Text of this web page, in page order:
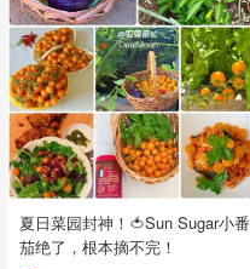
夏日菜园封神！🍅Sun Sugar小番
茄绝了，根本摘不完！